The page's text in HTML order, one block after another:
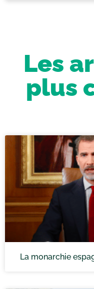
Les
plus
La monarchie